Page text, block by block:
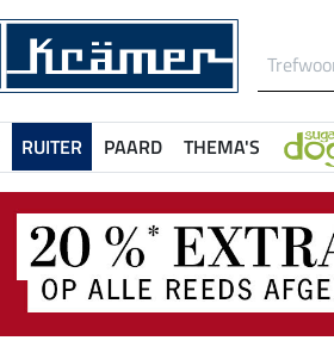
RUITER PAARD THEMA'S